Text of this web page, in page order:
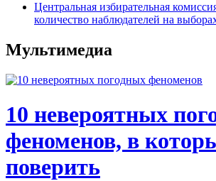
Центральная избирательная
количество наблюдателей на
Мультимедиа
10 невероятных
феноменов, в
поверить